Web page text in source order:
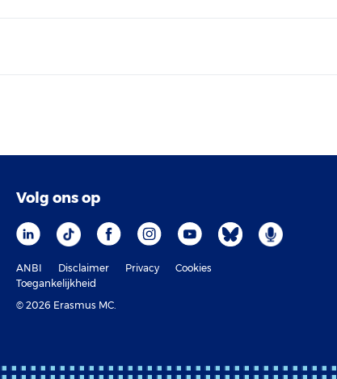
Volg ons op
ANBI Disclaimer Privacy
Cookies
Toegankelijkheid
© 2026 Erasmus MC.